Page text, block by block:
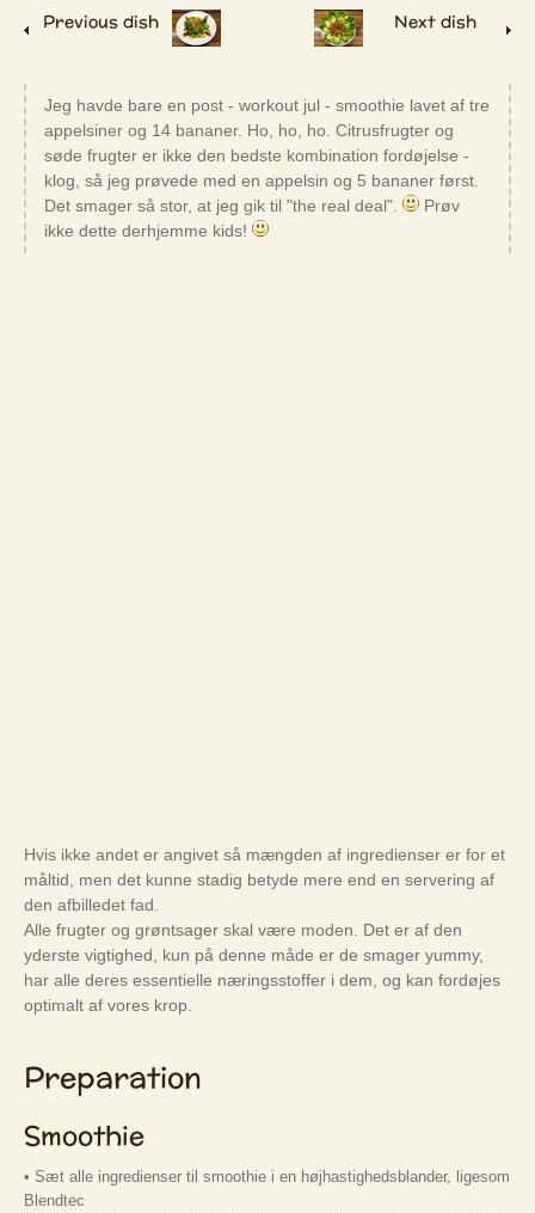
Previous dish Next dish
Jeg havde bare en post - workout jul - smoothie lavet af tre
appelsiner og 14 bananer. Ho, ho, ho. Citrusfrugter og
søde frugter er ikke den bedste kombination fordøjelse -
klog, så jeg prøvede med en appelsin og 5 bananer først.
Det smager så stor, at jeg gik til "the real deal".
Prøv
ikke dette derhjemme kids!
Hvis ikke andet er angivet så mængden af ingredienser er for et
måltid, men det kunne stadig betyde mere end en servering af
den afbilledet fad.
Alle frugter og grøntsager skal være moden. Det er af den
yderste vigtighed, kun på denne måde er de smager yummy,
har alle deres essentielle næringsstoffer i dem, og kan fordøjes
optimalt af vores krop.
Preparation
Smoothie
• Sæt alle ingredienser til smoothie i en højhastighedsblander, ligesom
Blendtec